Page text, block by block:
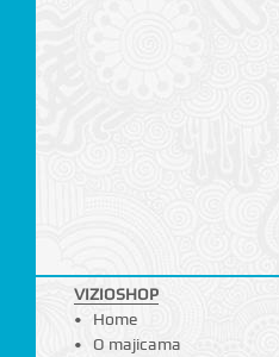
VIZIOSHOP
Home
O majicama